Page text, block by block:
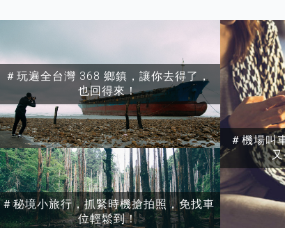
＃玩遍全台灣 368 鄉鎮，讓你去得了，
也回得來！
＃秘境小旅行，抓緊時機搶拍照，免找車
位輕鬆到！
＃機場叫